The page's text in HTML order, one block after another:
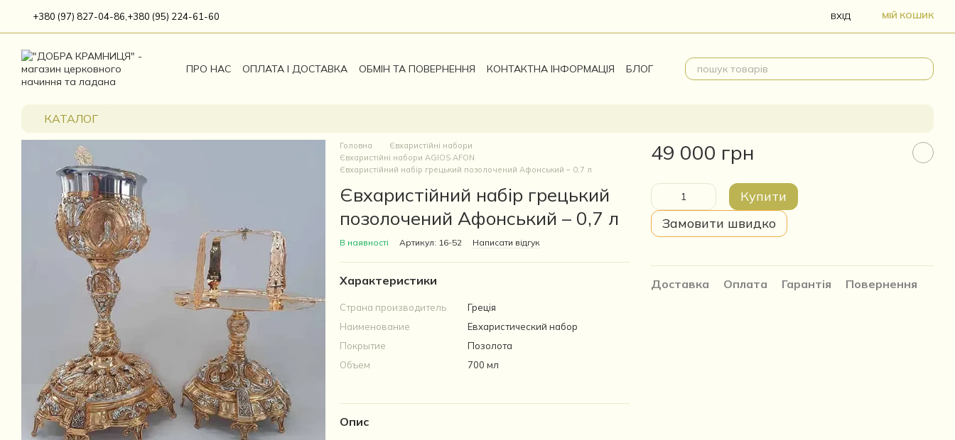
Перейти до основного контенту
+380 (97) 827-04-86, +380 (95) 224-61-60 ВХІД МІЙ КОШИК
ПРО НАС ОПЛАТА І ДОСТАВКА ОБМІН ТА ПОВЕРНЕННЯ КОНТАКТНА ІНФОРМАЦІЯ БЛОГ
КАТАЛОГ
Головна
Євхаристійні набори
Євхаристійні набори AGIOS AFON
Євхаристійний набір грецький позолочений Афонський – 0,7 л
Євхаристійний набір грецький
позолочений Афонський – 0,7 л
В наявності Артикул: 16-52 Написати відгук
Характеристики
Страна производитель
Греція
Наименование
Евхаристический набор
Покрытие
Позолота
Объем
700 мл
Опис
49 000 грн
Купити
Замовити швидко
Доставка Оплата Гарантія Повернення